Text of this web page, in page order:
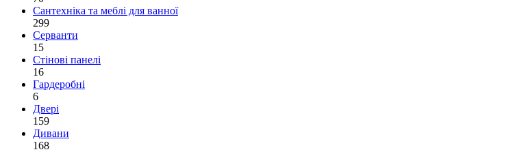
Сантехніка та меблі для ванної
299
Серванти
15
Стінові панелі
16
Гардеробні
6
Двері
159
Дивани
168